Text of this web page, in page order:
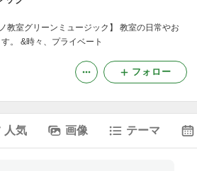
教室グリーンミュージック】 教室の日常やお
。 &時々、プライベート
フォロー
人気 画像 テーマ